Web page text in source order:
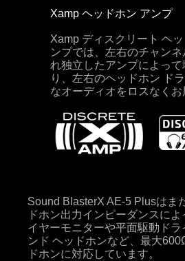
Xamp ヘッドホン アンプ
Xamp ディスクリート ヘ
ンプでは、左右のチャン
れ独立したアンプによって
り、左右のヘッドホン ド
なオーディオをロスなくお
Sound BlasterX AE-5 Plusはま
ドホン出力インピーダンスに
イヤーモニターや平面駆動ド
ンド ヘッドホンなど、最大
ドホンに対応しています。